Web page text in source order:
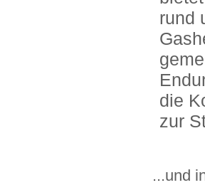
rund
die
zur
...und